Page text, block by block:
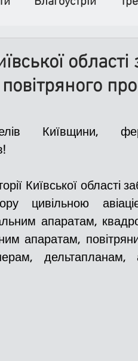
Надзвичайні заходи
Свята Поліція
Добровільна
Київщини,
Київської області
цивільною
апаратам,
апаратам,
дельтапланам,